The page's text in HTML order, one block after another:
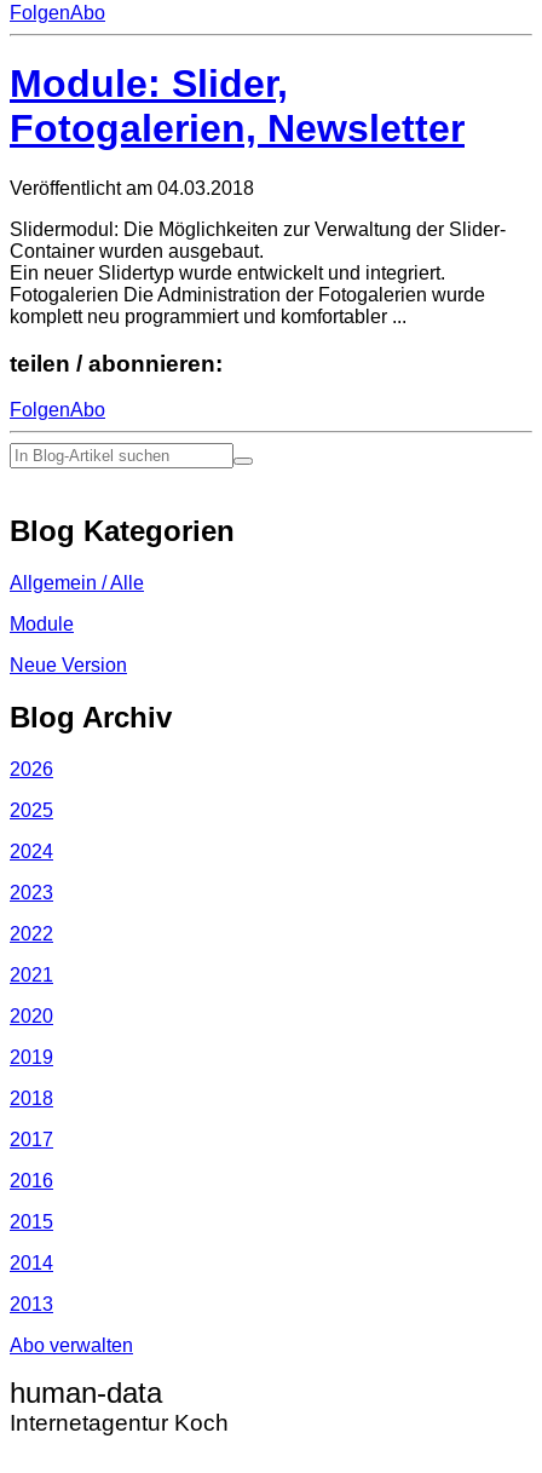
FolgenAbo
Module: Slider,
Fotogalerien, Newsletter
Veröffentlicht am 04.03.2018
Slidermodul: Die Möglichkeiten zur Verwaltung der Slider-
Container wurden ausgebaut.
Ein neuer Slidertyp wurde entwickelt und integriert.
Fotogalerien Die Administration der Fotogalerien wurde
komplett neu programmiert und komfortabler ...
teilen / abonnieren:
FolgenAbo
Blog Kategorien
Allgemein / Alle
Module
Neue Version
Blog Archiv
2026
2025
2024
2023
2022
2021
2020
2019
2018
2017
2016
2015
2014
2013
Abo verwalten
human-data
Internetagentur Koch